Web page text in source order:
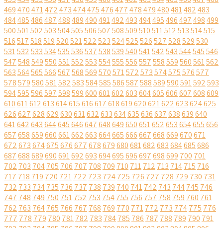
469470471472473474475476477478479480481482483
484485486487488489490491492493494495496497498499
500501502503504505506507508509510511512513514515
516517518519520521522523524525526527528529530
531532533534535536537538539540541542543544545546
547548549550551552553554555556557558559560561562
563564565566567568569570571572573574575576577
578579580581582583584585586587588589590591592593
594595596597598599600601602603604605606607608609
610611612613614615616617618619620621622623624625
626627628629630631632633634635636637638639640
641642643644645646647648649650651652653654655656
657658659660661662663664665666667668669670671
672673674675676677678679680681682683684685686
687688689690691692693694695696697698699 700 701
702 703 704705 706 707 708 709 710 711712 713 714715 716
717 718 719 720 721722 723 724725 726 727 728 729 730 731
732 733 734735 736 737 738 739 740 741742 743 744745 746
747 748 749 750 751752 753 754755 756 757 758 759 760 761
762 763 764765 766 767 768 769 770 771772 773 774775 776
777 778 779 780 781782 783 784785 786 787 788 789 790 791